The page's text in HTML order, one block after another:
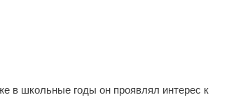
в школьные годы он проявлял интерес к